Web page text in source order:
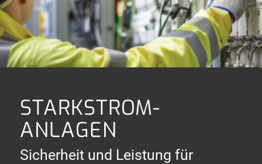
STARKSTROM­
ANLAGEN
Sicherheit und Leistung für